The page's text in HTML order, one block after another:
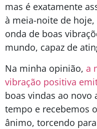
mas é exatamente
à meia-noite de
onda de boas
mundo, capaz de
Na minha opinião, a
vibração positiva
boas vindas ao novo
tempo e recebemos
ânimo, torcendo